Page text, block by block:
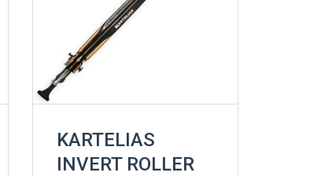
KARTELIAS
INVERT ROLLER